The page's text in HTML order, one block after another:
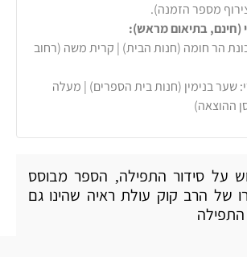
(חינם, בתיאום מראש):
הר חומה (חנות הבית) | קרית משה (רחוב
שער בנימין (חנות בית הספרים) | מעלה
ההוצאה)
על סידור התפילה, הספר מבוסס
של הרב קוק עולת ראיה שהינו גם
התפילה